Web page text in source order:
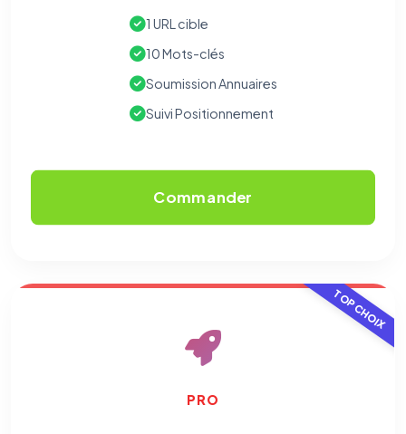
1 URL cible
10 Mots-clés
Soumission Annuaires
Suivi Positionnement
Commander
TOP CHOIX
PRO